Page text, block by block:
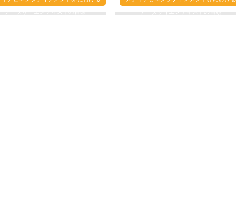
データサイエンティストの台頭
データサイエンティストの台頭